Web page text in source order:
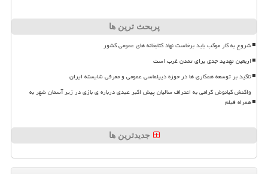
پربحث ترین ها
شروع به کار موکب باید برخاست نهاد کتابخانه های عمومی کشور
اربعین تهدید جدی برای تمدن غرب است
تاکید بر توسعه همکاری ها در حوزه دیپلماسی عمومی و معرفی شایسته ایران
واکنش کیانوش گرامی به اعتراف سالیان پیش اکبر عبدی درباره ی بازی در زیر آسمان شهر به
همراه فیلم
جدیدترین ها